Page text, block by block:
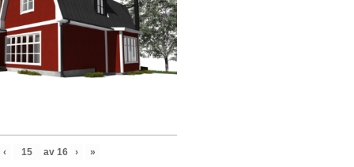
‹ av 16 › »